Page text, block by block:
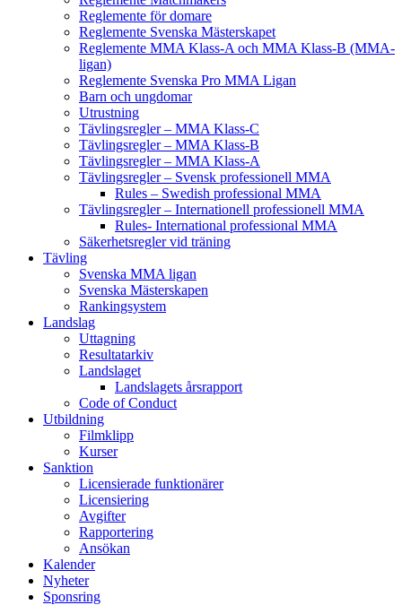
Reglemente för domare
Reglemente Svenska Mästerskapet
Reglemente MMA Klass-A och MMA Klass-B (MMA-
ligan)
Reglemente Svenska Pro MMA Ligan
Barn och ungdomar
Utrustning
Tävlingsregler – MMA Klass-C
Tävlingsregler – MMA Klass-B
Tävlingsregler – MMA Klass-A
Tävlingsregler – Svensk professionell MMA
Rules – Swedish professional MMA
Tävlingsregler – Internationell professionell MMA
Rules- International professional MMA
Säkerhetsregler vid träning
Tävling
Svenska MMA ligan
Svenska Mästerskapen
Rankingsystem
Landslag
Uttagning
Resultatarkiv
Landslaget
Landslagets årsrapport
Code of Conduct
Utbildning
Filmklipp
Kurser
Sanktion
Licensierade funktionärer
Licensiering
Avgifter
Rapportering
Ansökan
Kalender
Nyheter
Sponsring